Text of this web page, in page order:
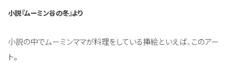
小説『ムーミン谷の冬』より
小説の中でムーミンママが料理をしている挿絵といえば、このアー
ト。